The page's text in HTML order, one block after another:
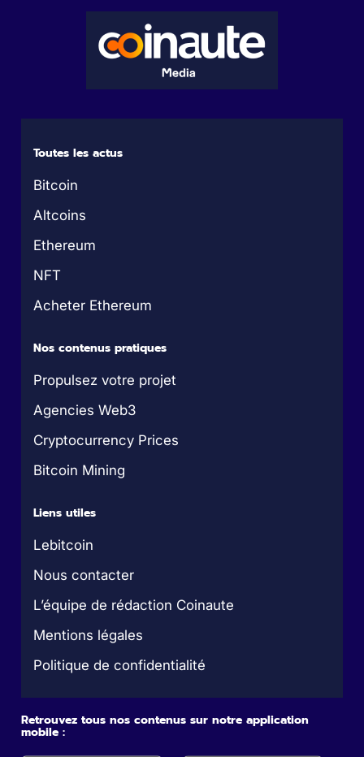
Toutes les actus
Bitcoin
Altcoins
Ethereum
NFT
Acheter Ethereum
Nos contenus pratiques
Propulsez votre projet
Agencies Web3
Cryptocurrency Prices
Bitcoin Mining
Liens utiles
Lebitcoin
Nous contacter
L’équipe de rédaction Coinaute
Mentions légales
Politique de confidentialité
Retrouvez tous nos contenus sur notre application
mobile :